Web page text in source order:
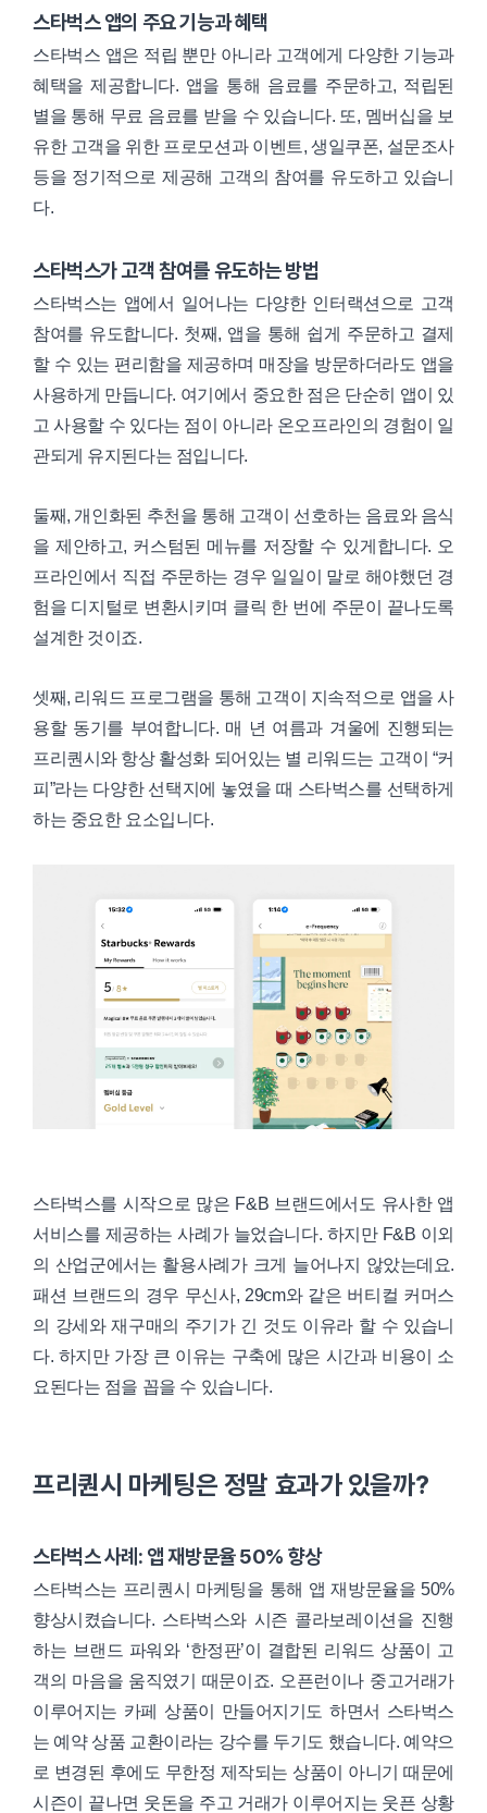
스타벅스 앱의 주요 기능과 혜택
스타벅스 앱은 적립 뿐만 아니라 고객에게 다양한 기능과
혜택을 제공합니다. 앱을 통해 음료를 주문하고, 적립된
별을 통해 무료 음료를 받을 수 있습니다. 또, 멤버십을 보
유한 고객을 위한 프로모션과 이벤트, 생일쿠폰, 설문조사
등을 정기적으로 제공해 고객의 참여를 유도하고 있습니
다.
스타벅스가 고객 참여를 유도하는 방법
스타벅스는 앱에서 일어나는 다양한 인터랙션으로 고객
참여를 유도합니다. 첫째, 앱을 통해 쉽게 주문하고 결제
할 수 있는 편리함을 제공하며 매장을 방문하더라도 앱을
사용하게 만듭니다. 여기에서 중요한 점은 단순히 앱이 있
고 사용할 수 있다는 점이 아니라 온오프라인의 경험이 일
관되게 유지된다는 점입니다.
둘째, 개인화된 추천을 통해 고객이 선호하는 음료와 음식
을 제안하고, 커스텀된 메뉴를 저장할 수 있게합니다. 오
프라인에서 직접 주문하는 경우 일일이 말로 해야했던 경
험을 디지털로 변환시키며 클릭 한 번에 주문이 끝나도록
설계한 것이죠.
셋째, 리워드 프로그램을 통해 고객이 지속적으로 앱을 사
용할 동기를 부여합니다. 매 년 여름과 겨울에 진행되는
프리퀀시와 항상 활성화 되어있는 별 리워드는 고객이 “커
피”라는 다양한 선택지에 놓였을 때 스타벅스를 선택하게
하는 중요한 요소입니다.
스타벅스를 시작으로 많은 F&B 브랜드에서도 유사한 앱
서비스를 제공하는 사례가 늘었습니다. 하지만 F&B 이외
의 산업군에서는 활용사례가 크게 늘어나지 않았는데요.
패션 브랜드의 경우 무신사, 29cm와 같은 버티컬 커머스
의 강세와 재구매의 주기가 긴 것도 이유라 할 수 있습니
다. 하지만 가장 큰 이유는 구축에 많은 시간과 비용이 소
요된다는 점을 꼽을 수 있습니다.
프리퀀시 마케팅은 정말 효과가 있을까?
스타벅스 사례: 앱 재방문율 50% 향상
스타벅스는 프리퀀시 마케팅을 통해 앱 재방문율을 50%
향상시켰습니다. 스타벅스와 시즌 콜라보레이션을 진행
하는 브랜드 파워와 ‘한정판’이 결합된 리워드 상품이 고
객의 마음을 움직였기 때문이죠. 오픈런이나 중고거래가
이루어지는 카페 상품이 만들어지기도 하면서 스타벅스
는 예약 상품 교환이라는 강수를 두기도 했습니다. 예약으
로 변경된 후에도 무한정 제작되는 상품이 아니기 때문에
시즌이 끝나면 웃돈을 주고 거래가 이루어지는 웃픈 상황